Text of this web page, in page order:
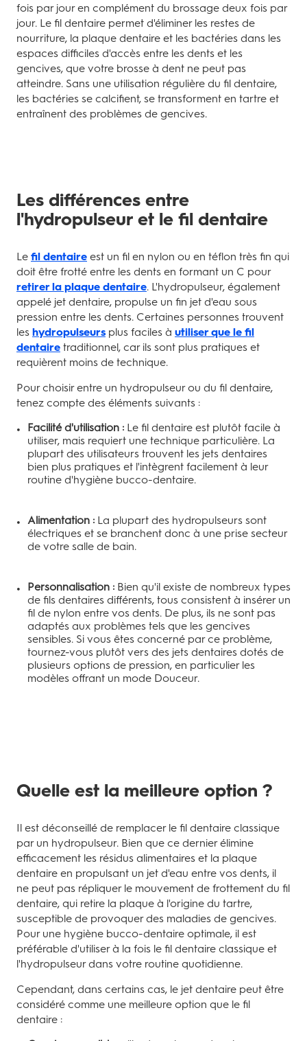
fois par jour en complément du brossage deux fois par
jour. Le fil dentaire permet d'éliminer les restes de
nourriture, la plaque dentaire et les bactéries dans les
espaces difficiles d'accès entre les dents et les
gencives, que votre brosse à dent ne peut pas
atteindre. Sans une utilisation régulière du fil dentaire,
les bactéries se calcifient, se transforment en tartre et
entraînent des problèmes de gencives.
Les différences entre
l'hydropulseur et le fil dentaire
Le fil dentaire est un fil en nylon ou en téflon très fin qui
doit être frotté entre les dents en formant un C pour
retirer la plaque dentaire. L'hydropulseur, également
appelé jet dentaire, propulse un fin jet d'eau sous
pression entre les dents. Certaines personnes trouvent
les hydropulseursplus faciles à utiliser que le fil
dentaire traditionnel, car ils sont plus pratiques et
requièrent moins de technique.
Pour choisir entre un hydropulseur ou du fil dentaire,
tenez compte des éléments suivants :
Facilité d'utilisation : Le fil dentaire est plutôt facile à
utiliser, mais requiert une technique particulière. La
plupart des utilisateurs trouvent les jets dentaires
bien plus pratiques et l'intègrent facilement à leur
routine d'hygiène bucco-dentaire.
Alimentation : La plupart des hydropulseurs sont
électriques et se branchent donc à une prise secteur
de votre salle de bain.
Personnalisation : Bien qu'il existe de nombreux types
de fils dentaires différents, tous consistent à insérer un
fil de nylon entre vos dents. De plus, ils ne sont pas
adaptés aux problèmes tels que les gencives
sensibles. Si vous êtes concerné par ce problème,
tournez-vous plutôt vers des jets dentaires dotés de
plusieurs options de pression, en particulier les
modèles offrant un mode Douceur.
Quelle est la meilleure option ?
Il est déconseillé de remplacer le fil dentaire classique
par un hydropulseur. Bien que ce dernier élimine
efficacement les résidus alimentaires et la plaque
dentaire en propulsant un jet d'eau entre vos dents, il
ne peut pas répliquer le mouvement de frottement du fil
dentaire, qui retire la plaque à l'origine du tartre,
susceptible de provoquer des maladies de gencives.
Pour une hygiène bucco-dentaire optimale, il est
préférable d'utiliser à la fois le fil dentaire classique et
l'hydropulseur dans votre routine quotidienne.
Cependant, dans certains cas, le jet dentaire peut être
considéré comme une meilleure option que le fil
dentaire :